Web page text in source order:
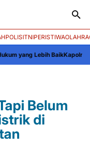
POLISITNIPERISTIWA
Lebih BaikKapolres Wajo
Belum
di